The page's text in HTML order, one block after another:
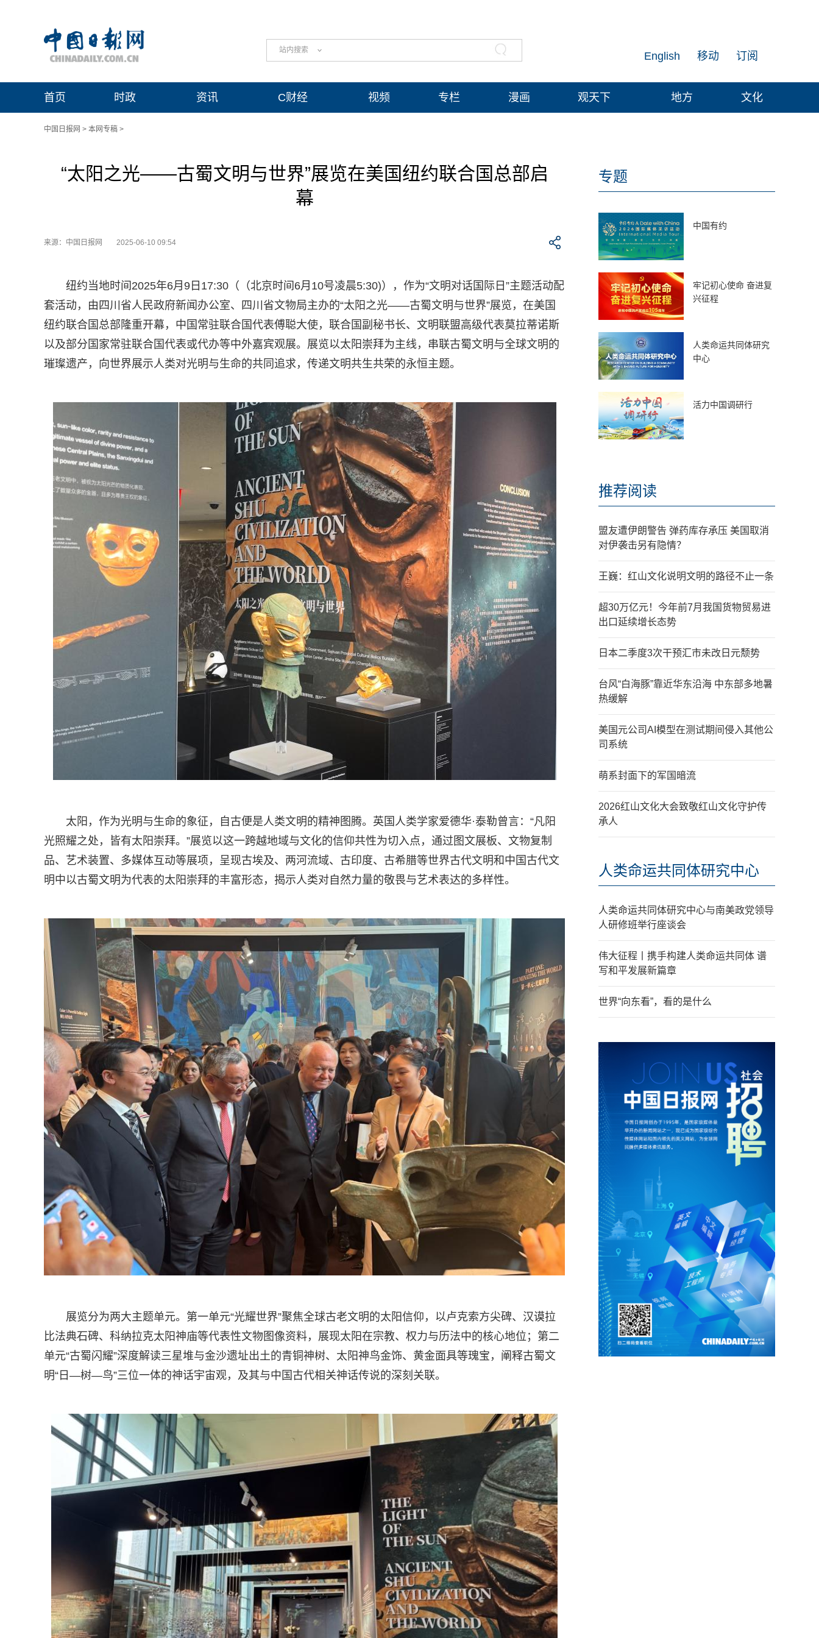
站内搜索 订阅
移动
English
首页 时政 资讯 C财经 视频 专栏 漫画 观天下 地方 文化
中国日报网 > 本网专稿 >
“太阳之光——古蜀文明与世界”展览在美国纽约联合国总部启
幕
来源：中国日报网 2025-06-10 09:54
纽约当地时间2025年6月9日17:30（（北京时间6月10号凌晨5:30)），作为“文明对话国际日”主题活动配
套活动，由四川省人民政府新闻办公室、四川省文物局主办的“太阳之光——古蜀文明与世界”展览，在美国
纽约联合国总部隆重开幕，中国常驻联合国代表傅聪大使，联合国副秘书长、文明联盟高级代表莫拉蒂诺斯
以及部分国家常驻联合国代表或代办等中外嘉宾观展。展览以太阳崇拜为主线，串联古蜀文明与全球文明的
璀璨遗产，向世界展示人类对光明与生命的共同追求，传递文明共生共荣的永恒主题。
太阳，作为光明与生命的象征，自古便是人类文明的精神图腾。英国人类学家爱德华·泰勒曾言：“凡阳
光照耀之处，皆有太阳崇拜。”展览以这一跨越地域与文化的信仰共性为切入点，通过图文展板、文物复制
品、艺术装置、多媒体互动等展项，呈现古埃及、两河流域、古印度、古希腊等世界古代文明和中国古代文
明中以古蜀文明为代表的太阳崇拜的丰富形态，揭示人类对自然力量的敬畏与艺术表达的多样性。
展览分为两大主题单元。第一单元“光耀世界”聚焦全球古老文明的太阳信仰，以卢克索方尖碑、汉谟拉
比法典石碑、科纳拉克太阳神庙等代表性文物图像资料，展现太阳在宗教、权力与历法中的核心地位；第二
单元“古蜀闪耀”深度解读三星堆与金沙遗址出土的青铜神树、太阳神鸟金饰、黄金面具等瑰宝，阐释古蜀文
明“日—树—鸟”三位一体的神话宇宙观，及其与中国古代相关神话传说的深刻关联。
专题
中国有约
牢记初心使命 奋进复
兴征程
人类命运共同体研究
中心
活力中国调研行
推荐阅读
盟友遭伊朗警告 弹药库存承压 美国取消
对伊袭击另有隐情？
王巍：红山文化说明文明的路径不止一条
超30万亿元！今年前7月我国货物贸易进
出口延续增长态势
日本二季度3次干预汇市未改日元颓势
台风“白海豚”靠近华东沿海 中东部多地暑
热缓解
美国元公司AI模型在测试期间侵入其他公
司系统
萌系封面下的军国暗流
2026红山文化大会致敬红山文化守护传
承人
人类命运共同体研究中心
人类命运共同体研究中心与南美政党领导
人研修班举行座谈会
伟大征程丨携手构建人类命运共同体 谱
写和平发展新篇章
世界“向东看”，看的是什么